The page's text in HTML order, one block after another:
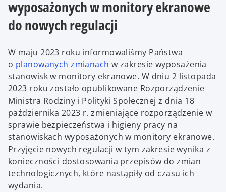
wyposażonych w monitory ekranowe
do nowych regulacji
W maju 2023 roku informowaliśmy Państwa
o planowanych zmianach o
p
e
n
s
i
n
a
n
e
w zakresie wyposażenia
stanowisk w monitory ekranowe. W dniu 2 listopada
2023 roku zostało opublikowane Rozporządzenie
Ministra Rodziny i Polityki Społecznej z dnia 18
października 2023 r. zmieniające rozporządzenie w
sprawie bezpieczeństwa i higieny pracy na
stanowiskach wyposażonych w monitory ekranowe.
Przyjęcie nowych regulacji w tym zakresie wynika z
konieczności dostosowania przepisów do zmian
technologicznych, które nastąpiły od czasu ich
wydania.